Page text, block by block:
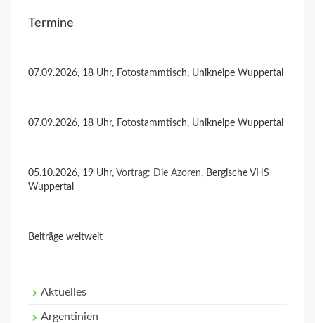
Termine
07.09.2026, 18 Uhr, Fotostammtisch, Unikneipe Wuppertal
07.09.2026, 18 Uhr, Fotostammtisch, Unikneipe Wuppertal
05.10.2026, 19 Uhr, Vortrag: Die Azoren, Bergische VHS
Wuppertal
Beiträge weltweit
Aktuelles
Argentinien